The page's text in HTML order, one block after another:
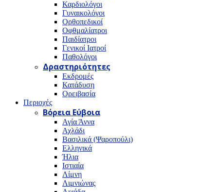
Καρδιολόγοι
Γυναικολόγοι
Ορθοπεδικοί
Οφθμαλίατροι
Παιδίατροι
Γενικοί Ιατροί
Παθολόγοι
Δραστηριότητες
Εκδρομές
Κατάδυση
Ορειβασία
Περιοχές
Βόρεια Εύβοια
Αγία Άννα
Αχλάδι
Βασιλικά (Ψαροπούλι)
Ελληνικά
Ήλια
Ιστιαία
Λίμνη
Λιμνιώνας